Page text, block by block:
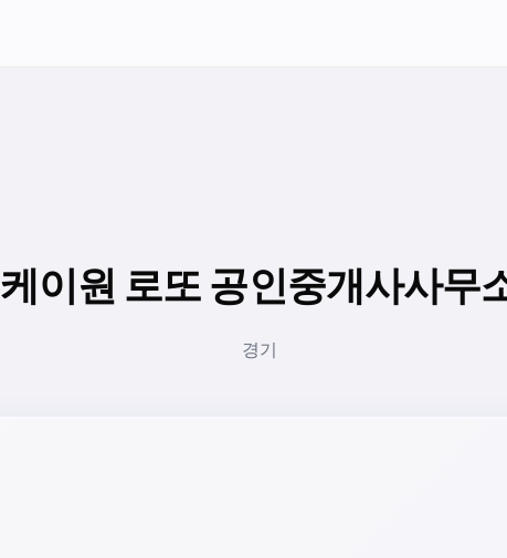
케이원 로또 공인중개사사무
경기